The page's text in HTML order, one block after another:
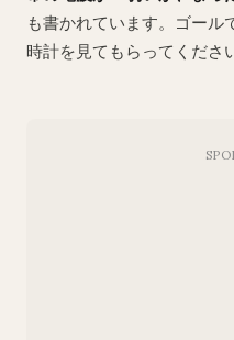
も書かれています。ゴール
時計を見てもらってくださ